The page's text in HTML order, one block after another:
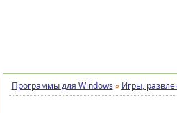
Программы для Windows » Игры,